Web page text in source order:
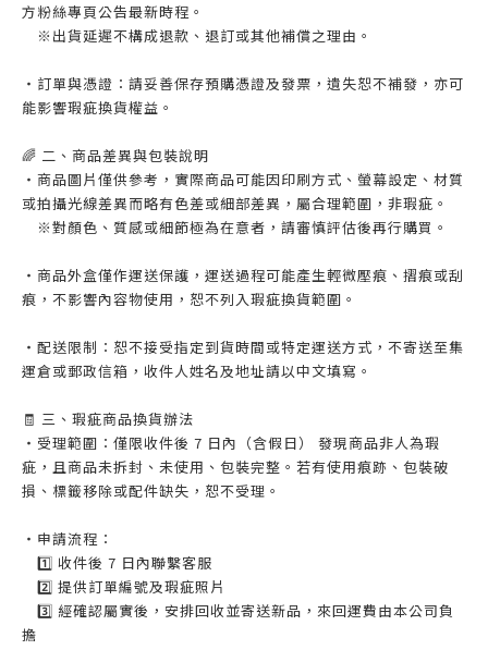
方粉絲專頁公告最新時程。
※出貨延遲不構成退款、退訂或其他補償之理由。
・訂單與憑證：請妥善保存預購憑證及發票，遺失恕不補發，亦可
能影響瑕疵換貨權益。
🌈 二、商品差異與包裝說明
・商品圖片僅供參考，實際商品可能因印刷方式、螢幕設定、材質
或拍攝光線差異而略有色差或細部差異，屬合理範圍，非瑕疵。
※對顏色、質感或細節極為在意者，請審慎評估後再行購買。
・商品外盒僅作運送保護，運送過程可能產生輕微壓痕、摺痕或刮
痕，不影響內容物使用，恕不列入瑕疵換貨範圍。
・配送限制：恕不接受指定到貨時間或特定運送方式，不寄送至集
運倉或郵政信箱，收件人姓名及地址請以中文填寫。
🧾 三、瑕疵商品換貨辦法
・受理範圍：僅限收件後 7 日內（含假日） 發現商品非人為瑕
疵，且商品未拆封、未使用、包裝完整。若有使用痕跡、包裝破
損、標籤移除或配件缺失，恕不受理。
・申請流程：
1️⃣ 收件後 7 日內聯繫客服
2️⃣ 提供訂單編號及瑕疵照片
3️⃣ 經確認屬實後，安排回收並寄送新品，來回運費由本公司負
擔